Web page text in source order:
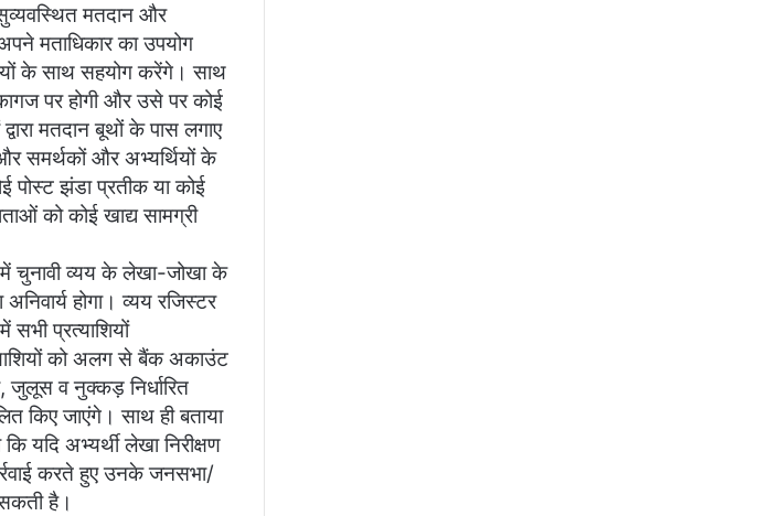
सुव्यवस्थित मतदान और
मताधिकार का उपयोग
के साथ सहयोग करेंगे। साथ
पर होगी और उसे पर कोई
मतदान बूथों के पास लगाए
समर्थकों और अभ्यर्थियों के
पोस्ट झंडा प्रतीक या कोई
को कोई खाद्य सामग्री
में चुनावी व्यय के लेखा-जोखा के
होगा। व्यय रजिस्टर
प्रत्याशियों
को अलग से बैंक अकाउंट
जुलूस व नुक्कड़ निर्धारित
किए जाएंगे। साथ ही बताया
यदि अभ्यर्थी लेखा निरीक्षण
करते हुए उनके जनसभा/
है।